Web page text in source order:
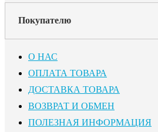
Покупателю
О НАС
ОПЛАТА ТОВАРА
ДОСТАВКА ТОВАРА
ВОЗВРАТ И ОБМЕН
ПОЛЕЗНАЯ ИНФОРМАЦИЯ